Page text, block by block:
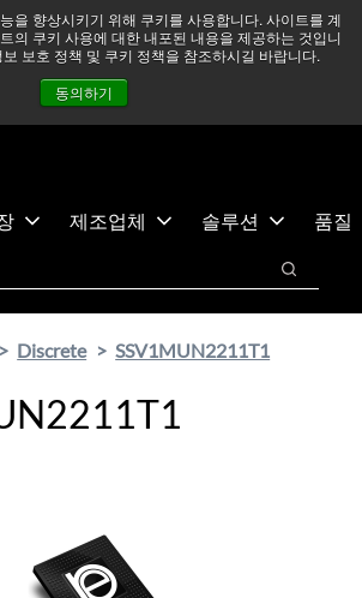
을 향상시키기 위해 쿠키를 사용합니다. 사이트를 계
의 쿠키 사용에 대한 내포된 내용을 제공하는 것입니
보호 정책 및 쿠키 정책을 참조하시길 바랍니다.
동의하기
적으로 주시하고 있으며, 모든 서비스는
영되고 있습니다. 더 읽어보기 →
뉴스
문의하기
제조업체 솔루션
품질
검색
Discrete SSV1MUN2211T1